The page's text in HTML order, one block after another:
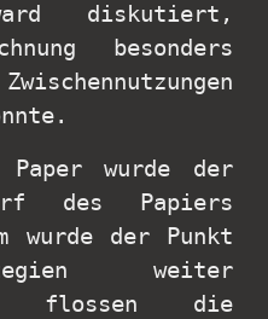
diskutiert,
besonders
Paper wurde der
des Papiers
wurde der Punkt
weiter
flossen die